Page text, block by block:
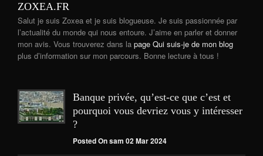
ZOXEA.FR
Salut je suis Zoxea et je suis blogueuse. Je suis passionnée par
l’actualité du monde qui nous entoure. J’aime en parler et donner
mon avis. Vous trouverez dans la page Qui suis-je de mon blog
plus d’information sur mon parcours. Bonne lecture à tous !
Banque privée, qu’est-ce que c’est et
pourquoi vous devriez vous y intéresser
?
Posted On sam 02 Mar 2024